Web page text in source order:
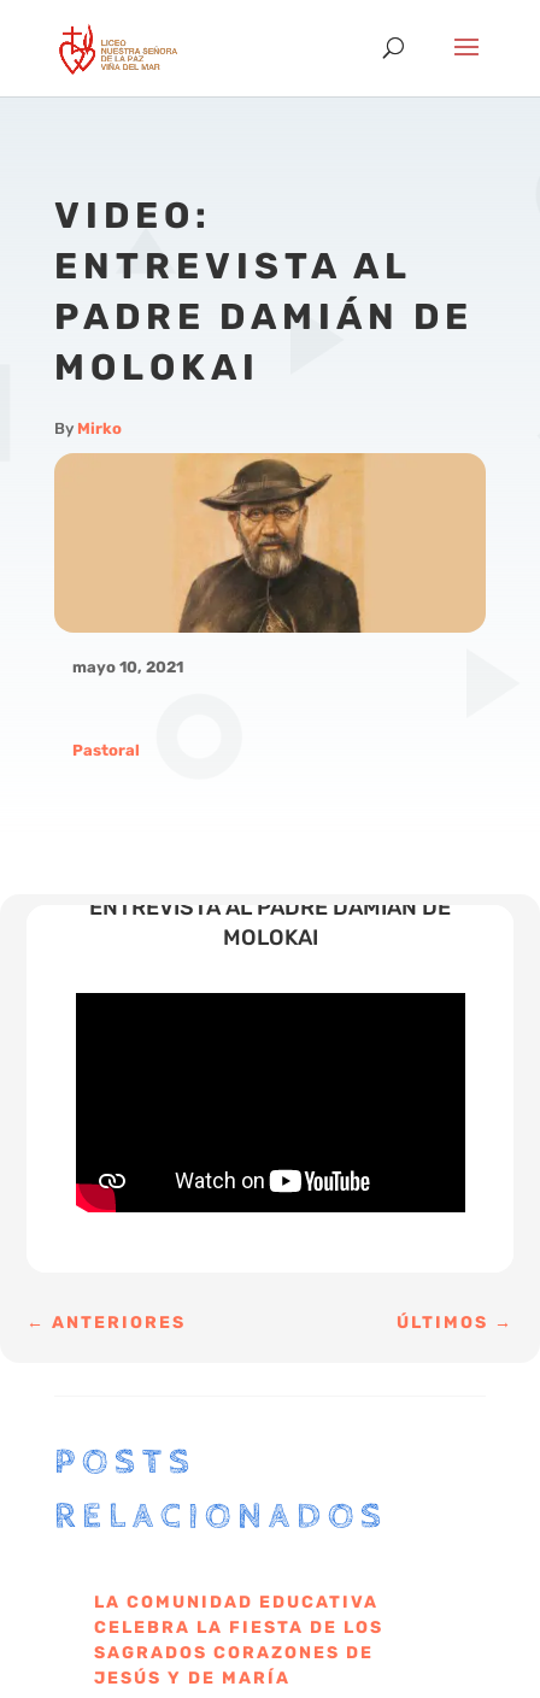
VIDEO:
ENTREVISTA AL
PADRE DAMIÁN DE
MOLOKAI
By Mirko
mayo 10, 2021
Pastoral
ENTREVISTA AL PADRE DAMIÁN DE
MOLOKAI
←ANTERIORES ÚLTIMOS →
POSTS
RELACIONADOS
LA COMUNIDAD EDUCATIVA
CELEBRA LA FIESTA DE LOS
SAGRADOS CORAZONES DE
JESÚS Y DE MARÍA